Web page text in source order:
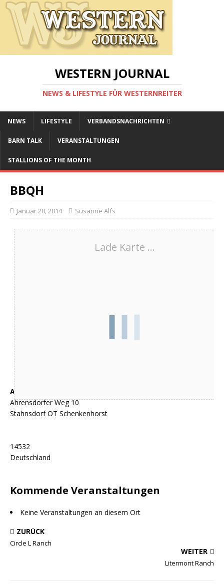
WESTERN JOURNAL
NEWS & LIFESTYLE FÜR WESTERNREITER
NEWS LIFESTYLE VERBANDSNACHRICHTEN
BARN TALK VERANSTALTUNGEN
STALLIONS OF THE MONTH
BBQH
Januar 20, 2014 Susanne Alfs
Lade Karte ...
Adresse
Ahrensdorfer Weg 10
Stahnsdorf OT Schenkenhorst
14532
Deutschland
Kommende Veranstaltungen
Keine Veranstaltungen an diesem Ort
ZURÜCK
Circle L Ranch
WEITER
Litermont Ranch